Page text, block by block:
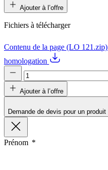
Ajouter à l’offre
Fichiers à télécharger
Contenu de la page (LO 121.zip)
homologation
Ajouter à l’offre
Demande de devis pour un produit
Prénom